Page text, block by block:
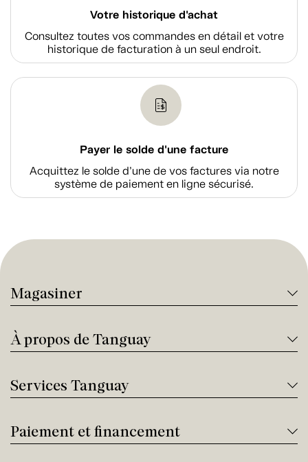
Votre historique d'achat
Consultez toutes vos commandes en détail et votre
historique de facturation à un seul endroit.
Payer le solde d'une facture
Acquittez le solde d’une de vos factures via notre
système de paiement en ligne sécurisé.
Magasiner
À propos de Tanguay
Services Tanguay
Paiement et financement